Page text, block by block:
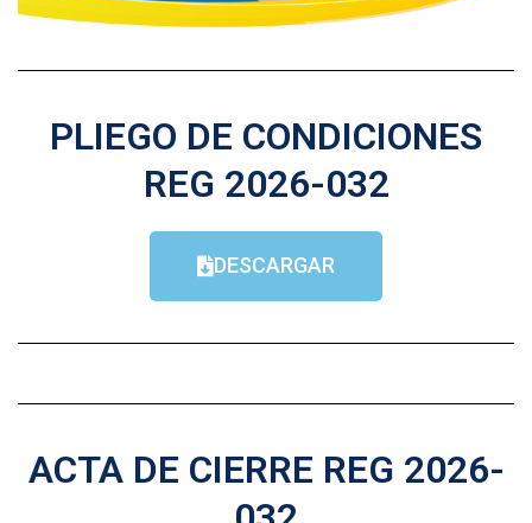
PLIEGO DE CONDICIONES
REG 2026-032
DESCARGAR
ACTA DE CIERRE REG 2026-